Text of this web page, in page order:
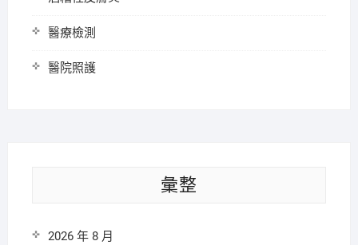
醫療檢測
醫院照護
彙整
2026 年 8 月